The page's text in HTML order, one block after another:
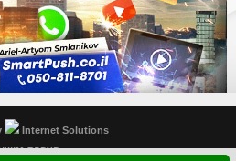
Internet Solutions
הצהרת